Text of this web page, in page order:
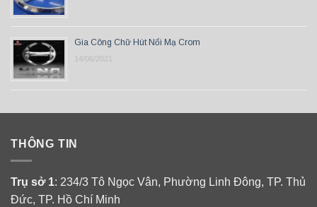
Gia Công Chữ Hút Nổi Mạ Crom
14/06/2021
THÔNG TIN
Trụ sở 1: 234/3 Tô Ngọc Vân, Phường Linh Đông, TP. Thủ
Đức, TP. Hồ Chí Minh